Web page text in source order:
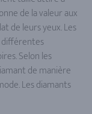
de la valeur aux
de leurs yeux. Les
différentes
Selon les
de manière
Les diamants